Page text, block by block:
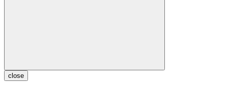
close